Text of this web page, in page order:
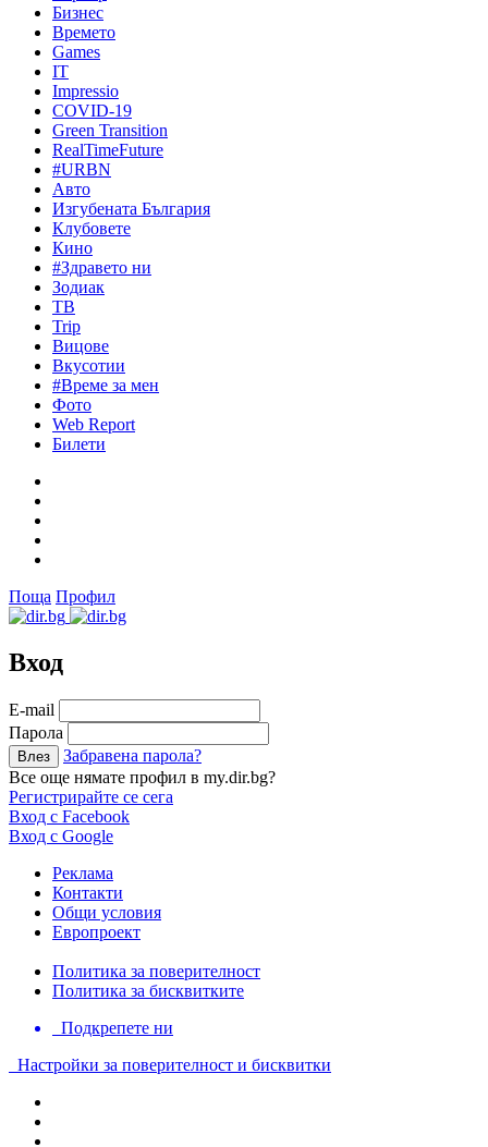
Бизнес
Времето
Games
IT
Impressio
COVID-19
Green Transition
RealTimeFuture
#URBN
Авто
Изгубената България
Клубовете
Кино
#Здравето ни
Зодиак
ТВ
Trip
Вицове
Вкусотии
#Време за мен
Фото
Web Report
Билети
Поща Профил
Вход
Е-mail
Парола
Забравена парола?
Все още нямате профил в my.dir.bg?
Регистрирайте се сега
Вход с Facebook
Вход с Google
Реклама
Контакти
Общи условия
Европроект
Политика за поверителност
Политика за бисквитките
Подкрепете ни
Настройки за поверителност и бисквитки